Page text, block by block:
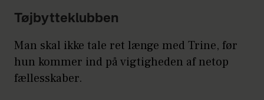
Tøjbytteklubben
Man skal ikke tale ret længe med Trine, før
hun kommer ind på vigtigheden af netop
fællesskaber.